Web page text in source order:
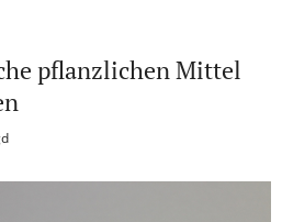
pflanzlichen Mittel